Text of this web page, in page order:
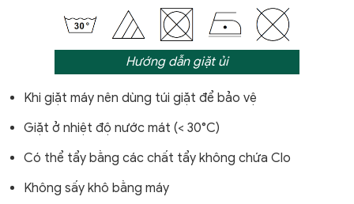
Hướng dẫn giặt ủi
Khi giặt máy nên dùng túi giặt để bảo vệ
Giặt ở nhiệt độ nước mát (< 30°C)
Có thể tẩy bằng các chất tẩy không chứa Clo
Không sấy khô bằng máy